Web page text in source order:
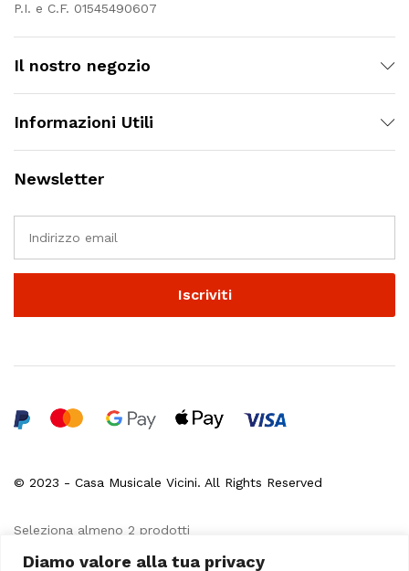
Diamo valore alla tua privacy
P.I. e C.F. 01545490607
Il nostro negozio
Informazioni Utili
Newsletter
© 2023 - Casa Musicale Vicini. All Rights Reserved
Seleziona almeno 2 prodotti